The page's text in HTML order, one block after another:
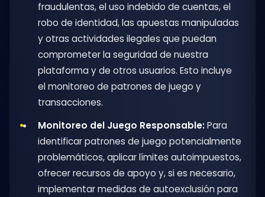
fraudulentas, el uso indebido de cuentas, el
robo de identidad, las apuestas manipuladas
y otras actividades ilegales que puedan
comprometer la seguridad de nuestra
plataforma y de otros usuarios. Esto incluye
el monitoreo de patrones de juego y
transacciones.
Monitoreo del Juego Responsable:Para
identificar patrones de juego potencialmente
problemáticos, aplicar límites autoimpuestos,
ofrecer recursos de apoyo y, si es necesario,
implementar medidas de autoexclusión para